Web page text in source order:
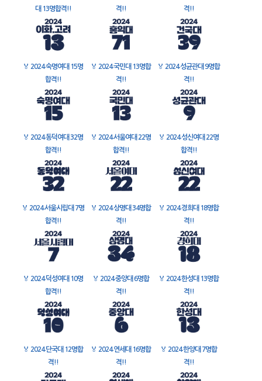
대 13명합격!!
격!!
격!!
🏅 2024 숙명여대 15명
합격!!
🏅 2024 국민대 13명합
격!!
🏅 2024 성균관대 9명합
격!!
🏅 2024 동덕여대 32명
합격!!
🏅 2024 서울여대 22명
합격!!
🏅 2024 성신여대 22명
합격!!
🏅 2024 서울시립대 7명
합격!!
🏅 2024 상명대 34명합
격!!
🏅 2024 경희대 18명합
격!!
🏅 2024 덕성여대 10명
합격!!
🏅 2024 중앙대 6명합
격!!
🏅 2024 한성대 13명합
격!!
🏅 2024 단국대 12명합
격!!
🏅 2024 연세대 16명합
격!!
🏅 2024 한양대 7명합
격!!